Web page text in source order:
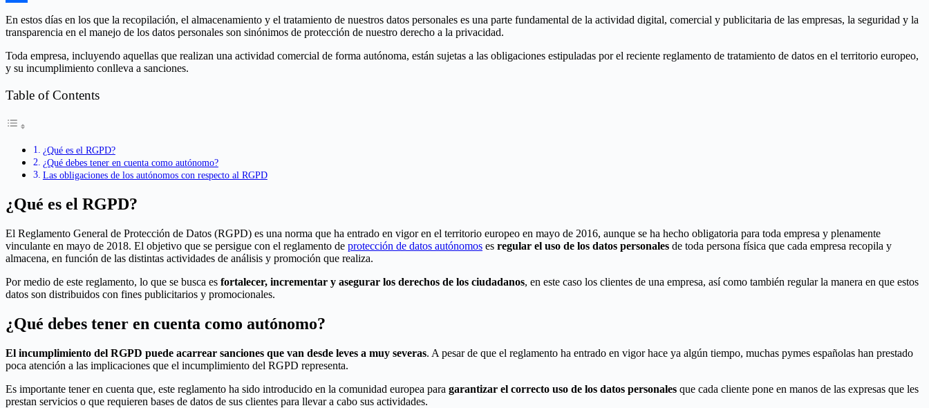
Compartir
En estos días en los que la recopilación, el almacenamiento y el tratamiento de nuestros datos personales es una parte fundamental de la actividad digital, comercial y publicitaria de las empresas, la seguridad y la
transparencia en el manejo de los datos personales son sinónimos de protección de nuestro derecho a la privacidad.
Toda empresa, incluyendo aquellas que realizan una actividad comercial de forma autónoma, están sujetas a las obligaciones estipuladas por el reciente reglamento de tratamiento de datos en el territorio europeo,
y su incumplimiento conlleva a sanciones.
Table of Contents
¿Qué es el RGPD?
¿Qué debes tener en cuenta como autónomo?
Las obligaciones de los autónomos con respecto al RGPD
¿Qué es el RGPD?
El Reglamento General de Protección de Datos (RGPD) es una norma que ha entrado en vigor en el territorio europeo en mayo de 2016, aunque se ha hecho obligatoria para toda empresa y plenamente
vinculante en mayo de 2018. El objetivo que se persigue con el reglamento de protección de datos autónomos es regular el uso de los datos personales de toda persona física que cada empresa recopila y
almacena, en función de las distintas actividades de análisis y promoción que realiza.
Por medio de este reglamento, lo que se busca es fortalecer, incrementar y asegurar los derechos de los ciudadanos, en este caso los clientes de una empresa, así como también regular la manera en que estos
datos son distribuidos con fines publicitarios y promocionales.
¿Qué debes tener en cuenta como autónomo?
El incumplimiento del RGPD puede acarrear sanciones que van desde leves a muy severas. A pesar de que el reglamento ha entrado en vigor hace ya algún tiempo, muchas pymes españolas han prestado
poca atención a las implicaciones que el incumplimiento del RGPD representa.
Es importante tener en cuenta que, este reglamento ha sido introducido en la comunidad europea para garantizar el correcto uso de los datos personales que cada cliente pone en manos de las expresas que les
prestan servicios o que requieren bases de datos de sus clientes para llevar a cabo sus actividades.